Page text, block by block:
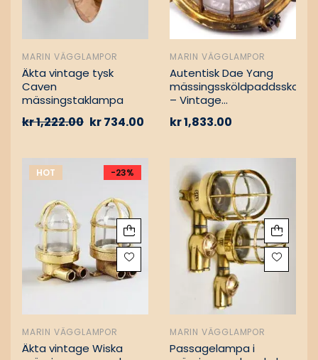
MARIN VÄGGLAMPOR
Äkta vintage tysk
Caven
mässingstaklampa
kr1,222.00 kr734.00
MARIN VÄGGLAMPOR
Autentisk Dae Yang
– Vintage
kr1,833.00
HOT -23%
MARIN VÄGGLAMPOR
Äkta vintage Wiska
MARIN VÄGGLAMPOR
Passagelampa i